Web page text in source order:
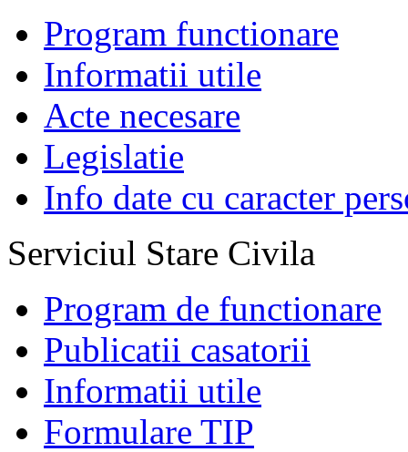
Program functionare
Informatii utile
Acte necesare
Legislatie
Info date cu caracter
Serviciul Stare Civila
Program de functionare
Publicatii casatorii
Informatii utile
Formulare TIP